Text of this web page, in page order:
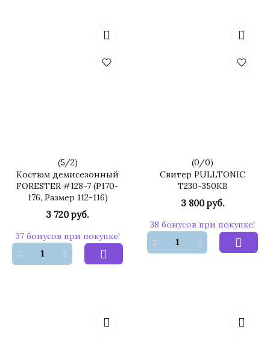
(5/2)
Костюм демисезонный
FORESTER #128-7 (Р170-
176, Размер 112-116)
3 720 руб.
37 бонусов при покупке!
(0/0)
Свитер PULLTONIC
Т230-350KB
3 800 руб.
38 бонусов при покупке!